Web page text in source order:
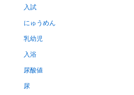
入試
にゅうめん
乳幼児
入浴
尿酸値
尿